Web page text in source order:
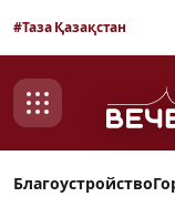
#Таза Қазақстан
Благоустройство